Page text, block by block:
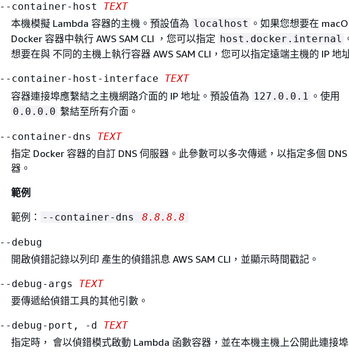
--container-host TEXT
本機模擬 Lambda 容器的主機。預設值為 localhost 。如果您想要在
Docker 容器中執行 AWS SAM CLI ，您可以指定 host.docker.internal
想要在與 不同的主機上執行容器 AWS SAM CLI，您可以指定遠端主機的 IP 地
--container-host-interface TEXT
容器連接埠應繫結之主機網路介面的 IP 地址。預設值為 127.0.0.1 。使用
0.0.0.0 繫結至所有介面。
--container-dns TEXT
指定 Docker 容器的自訂 DNS 伺服器。此參數可以多次傳遞，以指定多個 DNS
器。
範例
範例：
--container-dns 8.8.8.8
--debug
開啟偵錯記錄以列印 產生的偵錯訊息 AWS SAM CLI，並顯示時間戳記。
--debug-args TEXT
要傳遞給偵錯工具的其他引數。
--debug-port, -d TEXT
指定時， 會以偵錯模式啟動 Lambda 函數容器，並在本機主機上公開此連接埠